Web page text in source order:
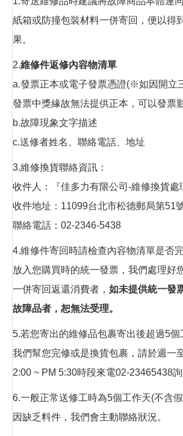
紙箱或防撞包裝材料一併寄回，便以得
果。
2.維修件返修內容物清單
a.發票正本或電子發票憑證(※如因開立
發票中獎緣故無法提供正本，可以發票
b.故障現象文字描述
c.送修者姓名、聯絡電話、地址
3.維修換貨聯絡資訊：
收件人：『佳多力有限公司-維修換貨處
收件地址：11099台北市松德郵局第51
聯絡電話：02-2346-5438
4.維修件寄回時請檢查內容物清單是否
放入您購買時的統一發票，我們處理好
一併寄回返還消費者， 如未提供統一發
故障品者，恕無法受理。
5.若您寄出的維修品包裹寄出後超過5個
我們幫您完修或是換貨包裹，請於週一
2:00 ~ PM 5:30時段來電02-23465438詢
6.一般正常送修工時為5個工作天(不含
因缺乏料件，我們會主動聯絡狀況。